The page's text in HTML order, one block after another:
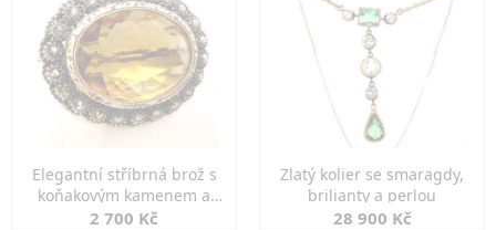
Elegantní stříbrná brož s
koňakovým kamenem a
markazity
2 700 Kč
Zlatý kolier se smaragdy,
brilianty a perlou
28 900 Kč